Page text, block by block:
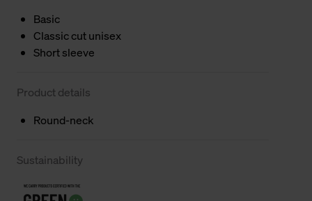
Basic
Classic cut unisex
Short sleeve
Product details
Round-neck
Sustainability